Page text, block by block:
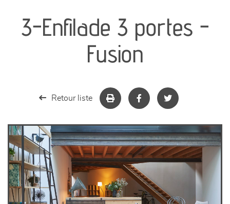
séjours
meubles de complément
décoration
3-Enfilade 3 portes -
Fusion
Retour liste